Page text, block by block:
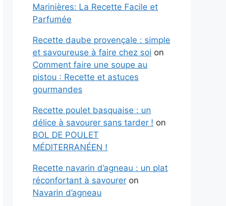
Marinières: La Recette Facile et
Parfumée
Recette daube provençale : simple
et savoureuse à faire chez soi on
Comment faire une soupe au
pistou : Recette et astuces
gourmandes
Recette poulet basquaise : un
délice à savourer sans tarder ! on
BOL DE POULET
MÉDITERRANÉEN !
Recette navarin d’agneau : un plat
réconfortant à savourer on
Navarin d’agneau